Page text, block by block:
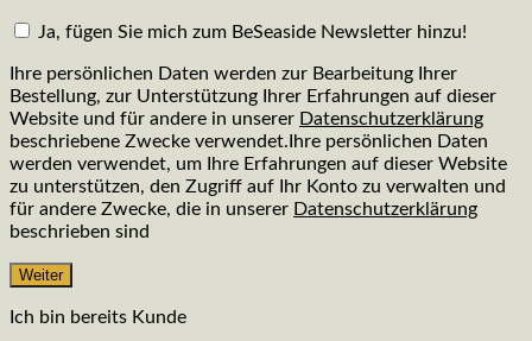
Ja, fügen Sie mich zum BeSeaside Newsletter hinzu!
Ihre persönlichen Daten werden zur Bearbeitung Ihrer
Bestellung, zur Unterstützung Ihrer Erfahrungen auf dieser
Website und für andere in unserer Datenschutzerklärung
beschriebene Zwecke verwendet.Ihre persönlichen Daten
werden verwendet, um Ihre Erfahrungen auf dieser Website
zu unterstützen, den Zugriff auf Ihr Konto zu verwalten und
für andere Zwecke, die in unserer Datenschutzerklärung
beschrieben sind
Weiter
Ich bin bereits Kunde